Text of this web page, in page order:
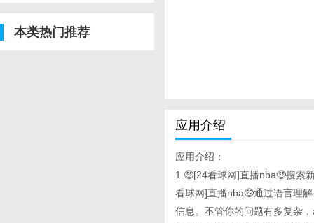
本类热门推荐
应用介绍
应用介绍：
1.🤑[24看球网]直播nba🤑搜索
看球网]直播nba🤑通过语言理
信息。不管你的问题有多复杂